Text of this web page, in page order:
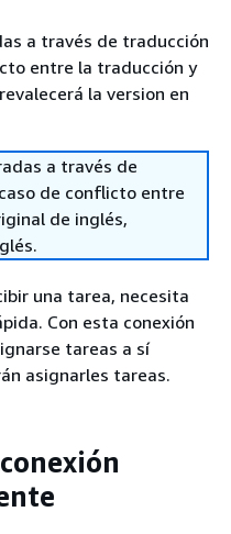
a través de traducción
entre la traducción y
la version en
a través de
de conflicto entre
de inglés,
una tarea, necesita
Con esta conexión
tareas a sí
asignarles tareas.